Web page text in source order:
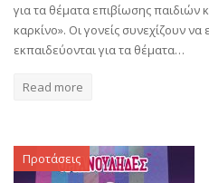
για τα θέματα επιβίωσης
καρκίνο». Οι γονείς συνεχίζουν
εκπαιδεύονται για τα θέματα…
Read more
Προτάσεις